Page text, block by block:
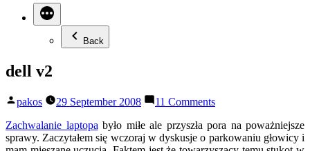
Back
dell v2
Posted
pakos 29 September 2008 11 Commentson
v2
Zachwalanie laptopa było miłe ale przyszła pora na poważniejsze
sprawy. Zaczytałem się wczoraj w dyskusje o parkowaniu głowicy i